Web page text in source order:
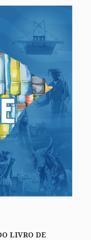
LIVRO DE